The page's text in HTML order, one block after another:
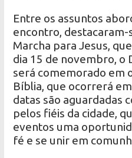
Entre os assuntos
encontro,
Marcha para Jesus,
dia 15 de novembro, o
será comemorado em
Bíblia, que ocorrerá
datas são aguardadas
pelos fiéis da cidade,
eventos uma
fé e se unir em